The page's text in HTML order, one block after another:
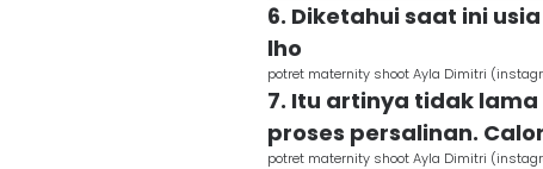
6. Diketahui saat ini
lho
potret maternity shoot Ayla Dimitri
7. Itu artinya tidak
proses persalinan.
potret maternity shoot Ayla Dimitri